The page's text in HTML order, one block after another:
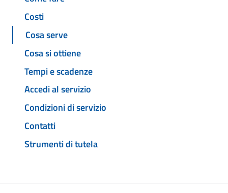
Costi
Cosa serve
Cosa si ottiene
Tempi e scadenze
Accedi al servizio
Condizioni di servizio
Contatti
Strumenti di tutela